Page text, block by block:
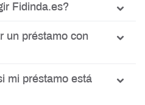
Fidinda.es?
un préstamo con
mi préstamo está